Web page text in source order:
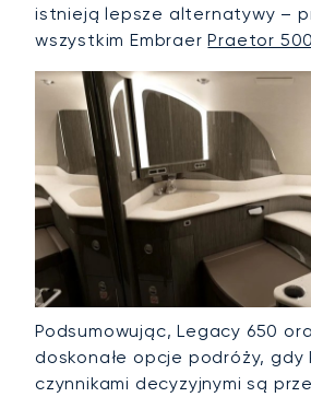
istnieją lepsze alternatywy –
wszystkim EmbraerPraetor 500
Podsumowując, Legacy 650
doskonałe opcje podróży, gdy
czynnikami decyzyjnymi są